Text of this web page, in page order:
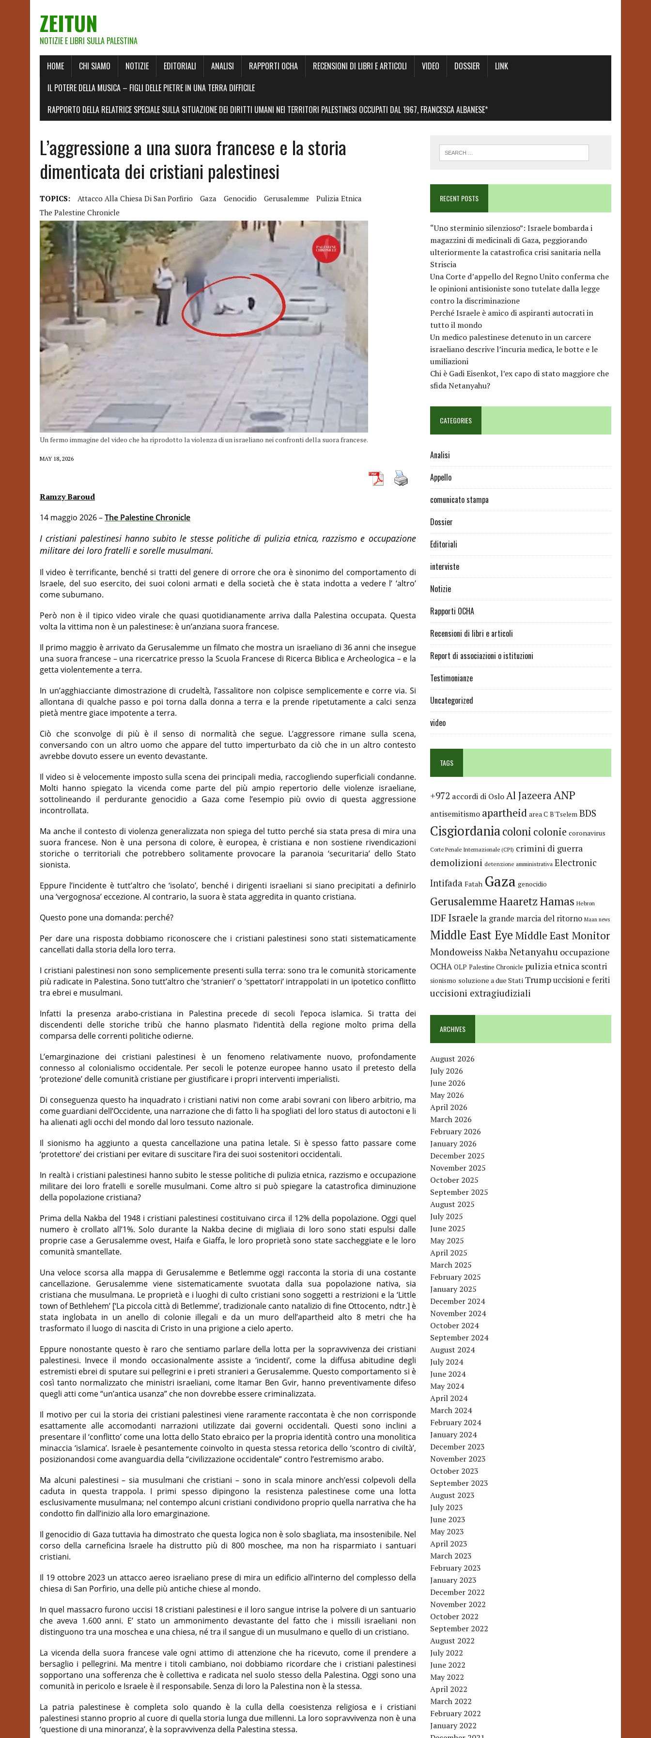
ZEITUN
NOTIZIE E LIBRI SULLA PALESTINA
HOME CHI SIAMO NOTIZIE EDITORIALI ANALISI RAPPORTI OCHA RECENSIONI DI LIBRI E ARTICOLI VIDEO DOSSIER
LINK
IL POTERE DELLA MUSICA – FIGLI DELLE PIETRE IN UNA TERRA DIFFICILE
RAPPORTO DELLA RELATRICE SPECIALE SULLA SITUAZIONE DEI DIRITTI UMANI NEI TERRITORI PALESTINESI OCCUPATI DAL 1967, FRANCESCA ALBANESE*
L’aggressione a una suora francese e la storia
dimenticata dei cristiani palestinesi
TOPICS: Attacco Alla Chiesa Di San Porfirio Gaza Genocidio Gerusalemme
Pulizia Etnica
The Palestine Chronicle
Un fermo immagine del video che ha riprodotto la violenza di un israeliano nei confronti della suora francese.
MAY 18, 2026
Ramzy Baroud
14 maggio 2026 –The Palestine Chronicle
I cristiani palestinesi hanno subito le stesse politiche di pulizia etnica, razzismo e occupazione
militare dei loro fratelli e sorelle musulmani.
Il video è terrificante, benché si tratti del genere di orrore che ora è sinonimo del comportamento di
Israele, del suo esercito, dei suoi coloni armati e della società che è stata indotta a vedere l’ ‘altro’
come subumano.
Però non è il tipico video virale che quasi quotidianamente arriva dalla Palestina occupata. Questa
volta la vittima non è un palestinese: è un’anziana suora francese.
Il primo maggio è arrivato da Gerusalemme un filmato che mostra un israeliano di 36 anni che insegue
una suora francese – una ricercatrice presso la Scuola Francese di Ricerca Biblica e Archeologica – e la
getta violentemente a terra.
In un’agghiacciante dimostrazione di crudeltà, l’assalitore non colpisce semplicemente e corre via. Si
allontana di qualche passo e poi torna dalla donna a terra e la prende ripetutamente a calci senza
pietà mentre giace impotente a terra.
Ciò che sconvolge di più è il senso di normalità che segue. L’aggressore rimane sulla scena,
conversando con un altro uomo che appare del tutto imperturbato da ciò che in un altro contesto
avrebbe dovuto essere un evento devastante.
Il video si è velocemente imposto sulla scena dei principali media, raccogliendo superficiali condanne.
Molti hanno spiegato la vicenda come parte del più ampio repertorio delle violenze israeliane,
sottolineando il perdurante genocidio a Gaza come l’esempio più ovvio di questa aggressione
incontrollata.
Ma anche il contesto di violenza generalizzata non spiega del tutto perché sia stata presa di mira una
suora francese. Non è una persona di colore, è europea, è cristiana e non sostiene rivendicazioni
storiche o territoriali che potrebbero solitamente provocare la paranoia ‘securitaria’ dello Stato
sionista.
Eppure l’incidente è tutt’altro che ‘isolato’, benché i dirigenti israeliani si siano precipitati a definirlo
una ‘vergognosa’ eccezione. Al contrario, la suora è stata aggredita in quanto cristiana.
Questo pone una domanda: perché?
Per dare una risposta dobbiamo riconoscere che i cristiani palestinesi sono stati sistematicamente
cancellati dalla storia della loro terra.
I cristiani palestinesi non sono semplicemente presenti sulla terra: sono tra le comunità storicamente
più radicate in Palestina. Sono tutt’altro che ‘stranieri’ o ‘spettatori’ intrappolati in un ipotetico conflitto
tra ebrei e musulmani.
Infatti la presenza arabo-cristiana in Palestina precede di secoli l’epoca islamica. Si tratta dei
discendenti delle storiche tribù che hanno plasmato l’identità della regione molto prima della
comparsa delle correnti politiche odierne.
L’emarginazione dei cristiani palestinesi è un fenomeno relativamente nuovo, profondamente
connesso al colonialismo occidentale. Per secoli le potenze europee hanno usato il pretesto della
‘protezione’ delle comunità cristiane per giustificare i propri interventi imperialisti.
Di conseguenza questo ha inquadrato i cristiani nativi non come arabi sovrani con libero arbitrio, ma
come guardiani dell’Occidente, una narrazione che di fatto li ha spogliati del loro status di autoctoni e li
ha alienati agli occhi del mondo dal loro tessuto nazionale.
Il sionismo ha aggiunto a questa cancellazione una patina letale. Si è spesso fatto passare come
‘protettore’ dei cristiani per evitare di suscitare l’ira dei suoi sostenitori occidentali.
In realtà i cristiani palestinesi hanno subito le stesse politiche di pulizia etnica, razzismo e occupazione
militare dei loro fratelli e sorelle musulmani. Come altro si può spiegare la catastrofica diminuzione
della popolazione cristiana?
Prima della Nakba del 1948 i cristiani palestinesi costituivano circa il 12% della popolazione. Oggi quel
numero è crollato all’1%. Solo durante la Nakba decine di migliaia di loro sono stati espulsi dalle
proprie case a Gerusalemme ovest, Haifa e Giaffa, le loro proprietà sono state saccheggiate e le loro
comunità smantellate.
Una veloce scorsa alla mappa di Gerusalemme e Betlemme oggi racconta la storia di una costante
cancellazione. Gerusalemme viene sistematicamente svuotata dalla sua popolazione nativa, sia
cristiana che musulmana. Le proprietà e i luoghi di culto cristiani sono soggetti a restrizioni e la ‘Little
town of Bethlehem’ [‘La piccola città di Betlemme’, tradizionale canto natalizio di fine Ottocento, ndtr.] è
stata inglobata in un anello di colonie illegali e da un muro dell’apartheid alto 8 metri che ha
trasformato il luogo di nascita di Cristo in una prigione a cielo aperto.
Eppure nonostante questo è raro che sentiamo parlare della lotta per la sopravvivenza dei cristiani
palestinesi. Invece il mondo occasionalmente assiste a ‘incidenti’, come la diffusa abitudine degli
estremisti ebrei di sputare sui pellegrini e i preti stranieri a Gerusalemme. Questo comportamento si è
così tanto normalizzato che ministri israeliani, come Itamar Ben Gvir, hanno preventivamente difeso
quegli atti come “un’antica usanza” che non dovrebbe essere criminalizzata.
Il motivo per cui la storia dei cristiani palestinesi viene raramente raccontata è che non corrisponde
esattamente alle accomodanti narrazioni utilizzate dai governi occidentali. Questi sono inclini a
presentare il ‘conflitto’ come una lotta dello Stato ebraico per la propria identità contro una monolitica
minaccia ‘islamica’. Israele è pesantemente coinvolto in questa stessa retorica dello ‘scontro di civiltà’,
posizionandosi come avanguardia della “civilizzazione occidentale” contro l’estremismo arabo.
Ma alcuni palestinesi – sia musulmani che cristiani – sono in scala minore anch’essi colpevoli della
caduta in questa trappola. I primi spesso dipingono la resistenza palestinese come una lotta
esclusivamente musulmana; nel contempo alcuni cristiani condividono proprio quella narrativa che ha
condotto fin dall’inizio alla loro emarginazione.
Il genocidio di Gaza tuttavia ha dimostrato che questa logica non è solo sbagliata, ma insostenibile. Nel
corso della carneficina Israele ha distrutto più di 800 moschee, ma non ha risparmiato i santuari
cristiani.
Il 19 ottobre 2023 un attacco aereo israeliano prese di mira un edificio all’interno del complesso della
chiesa di San Porfirio, una delle più antiche chiese al mondo.
In quel massacro furono uccisi 18 cristiani palestinesi e il loro sangue intrise la polvere di un santuario
che aveva 1.600 anni. E’ stato un ammonimento devastante del fatto che i missili israeliani non
distinguono tra una moschea e una chiesa, né tra il sangue di un musulmano e quello di un cristiano.
La vicenda della suora francese vale ogni attimo di attenzione che ha ricevuto, come il prendere a
bersaglio i pellegrini. Ma mentre i titoli cambiano, noi dobbiamo ricordare che i cristiani palestinesi
sopportano una sofferenza che è collettiva e radicata nel suolo stesso della Palestina. Oggi sono una
comunità in pericolo e Israele è il responsabile. Senza di loro la Palestina non è la stessa.
La patria palestinese è completa solo quando è la culla della coesistenza religiosa e i cristiani
palestinesi stanno proprio al cuore di quella storia lunga due millenni. La loro sopravvivenza non è una
‘questione di una minoranza’, è la sopravvivenza della Palestina stessa.
RECENT POSTS
“Uno sterminio silenzioso”: Israele bombarda i
magazzini di medicinali di Gaza, peggiorando
ulteriormente la catastrofica crisi sanitaria nella
Striscia
Una Corte d’appello del Regno Unito conferma che
le opinioni antisioniste sono tutelate dalla legge
contro la discriminazione
Perché Israele è amico di aspiranti autocrati in
tutto il mondo
Un medico palestinese detenuto in un carcere
israeliano descrive l’incuria medica, le botte e le
umiliazioni
Chi è Gadi Eisenkot, l’ex capo di stato maggiore che
sfida Netanyahu?
CATEGORIES
Analisi
Appello
comunicato stampa
Dossier
Editoriali
interviste
Notizie
Rapporti OCHA
Recensioni di libri e articoli
Report di associazioni o istituzioni
Testimonianze
Uncategorized
video
TAGS
+972 accordi di OsloAl JazeeraANP
antisemitismo apartheid area C B'Tselem BDS
Cisgiordaniacoloni colonie coronavirus
Corte Penale Internazionale (CPI) crimini di guerra
demolizioni detenzione amministrativa Electronic
Intifada Fatah Gaza genocidio
GerusalemmeHaaretzHamas Hebron
IDF Israele la grande marcia del ritorno Maan news
Middle East Eye Middle East Monitor
Mondoweiss Nakba Netanyahu occupazione
OCHA OLP Palestine Chronicle pulizia etnica scontri
sionismo soluzione a due Stati Trumpuccisioni e feriti
uccisioni extragiudiziali
ARCHIVES
August 2026
July 2026
June 2026
May 2026
April 2026
March 2026
February 2026
January 2026
December 2025
November 2025
October 2025
September 2025
August 2025
July 2025
June 2025
May 2025
April 2025
March 2025
February 2025
January 2025
December 2024
November 2024
October 2024
September 2024
August 2024
July 2024
June 2024
May 2024
April 2024
March 2024
February 2024
January 2024
December 2023
November 2023
October 2023
September 2023
August 2023
July 2023
June 2023
May 2023
April 2023
March 2023
February 2023
January 2023
December 2022
November 2022
October 2022
September 2022
August 2022
July 2022
June 2022
May 2022
April 2022
March 2022
February 2022
January 2022